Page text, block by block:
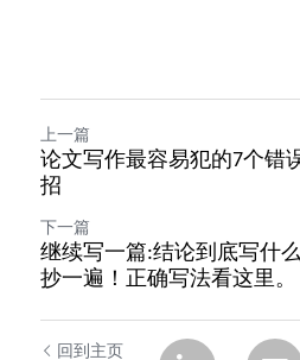
上一篇
论文写作最容易犯的7个错
招
下一篇
继续写一篇:结论到底写什
抄一遍！正确写法看这里。
回到主页